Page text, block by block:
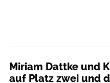
Miriam Dattke und
auf Platz zwei und